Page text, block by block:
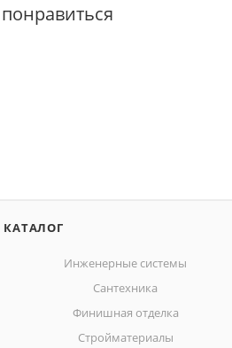
КАТАЛОГ
Инженерные системы
Сантехника
Финишная отделка
Стройматериалы